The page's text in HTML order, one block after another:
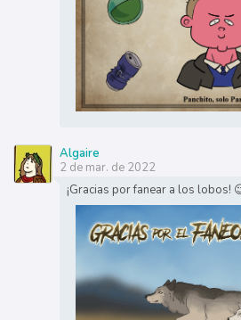
Algaire
2 de mar. de 2022
¡Gracias por fanear a los lobos!